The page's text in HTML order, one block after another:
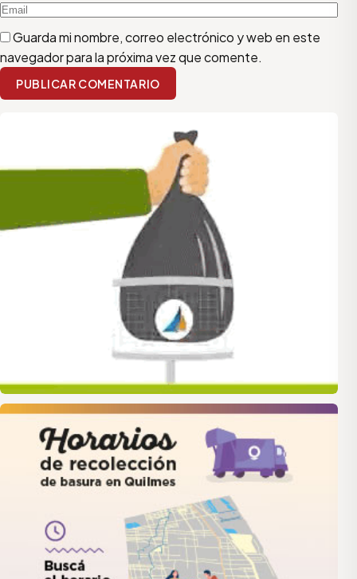
Guarda mi nombre, correo electrónico y web en este
navegador para la próxima vez que comente.
PUBLICAR COMENTARIO
quilmes